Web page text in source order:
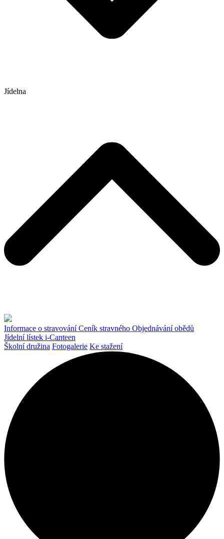
Jídelna
Informace o stravováníCeník stravného Objednávání obědů
Jídelní lístek i-Canteen
Školní družina Fotogalerie Ke stažení